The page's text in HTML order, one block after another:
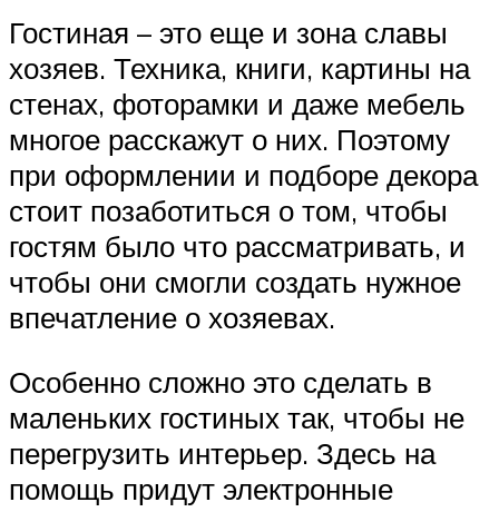
Гостиная – это еще и зона славы
хозяев. Техника, книги, картины на
стенах, фоторамки и даже мебель
многое расскажут о них. Поэтому
при оформлении и подборе декора
стоит позаботиться о том, чтобы
гостям было что рассматривать, и
чтобы они смогли создать нужное
впечатление о хозяевах.
Особенно сложно это сделать в
маленьких гостиных так, чтобы не
перегрузить интерьер. Здесь на
помощь придут электронные